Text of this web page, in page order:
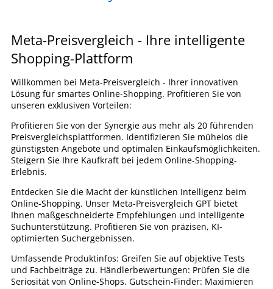
Meta-Preisvergleich - Ihre intelligente
Shopping-Plattform
Willkommen bei Meta-Preisvergleich - Ihrer innovativen
Lösung für smartes Online-Shopping. Profitieren Sie von
unseren exklusiven Vorteilen:
Profitieren Sie von der Synergie aus mehr als 20 führenden
Preisvergleichsplattformen. Identifizieren Sie mühelos die
günstigsten Angebote und optimalen Einkaufsmöglichkeiten.
Steigern Sie Ihre Kaufkraft bei jedem Online-Shopping-
Erlebnis.
Entdecken Sie die Macht der künstlichen Intelligenz beim
Online-Shopping. Unser Meta-Preisvergleich GPT bietet
Ihnen maßgeschneiderte Empfehlungen und intelligente
Suchunterstützung. Profitieren Sie von präzisen, KI-
optimierten Suchergebnissen.
Umfassende Produktinfos: Greifen Sie auf objektive Tests
und Fachbeiträge zu. Händlerbewertungen: Prüfen Sie die
Seriosität von Online-Shops. Gutschein-Finder: Maximieren